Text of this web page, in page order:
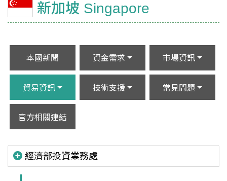
新加坡 Singapore
本國新聞 資金需求 市場資訊
貿易資訊 技術支援 常見問題
官方相關連結
經濟部投資業務處